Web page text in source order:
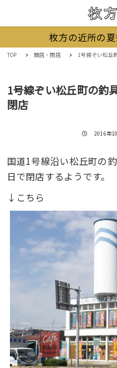
枚方の近所の
TOP 開店・閉店 1号線ぞい松丘
1号線ぞい松丘町の釣
閉店
投稿日
2016年
国道1号線沿い松丘町の
日で閉店するようです。
↓こちら